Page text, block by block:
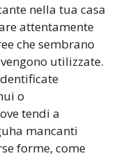
nella tua casa
attentamente
che sembrano
utilizzate.
o
tendi a
mancanti
forme, come